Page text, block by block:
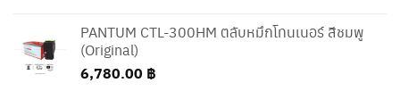
PANTUM CTL-300HM ตลับหมึกโทนเนอร์ สีชมพู
(Original)
6,780.00 ฿